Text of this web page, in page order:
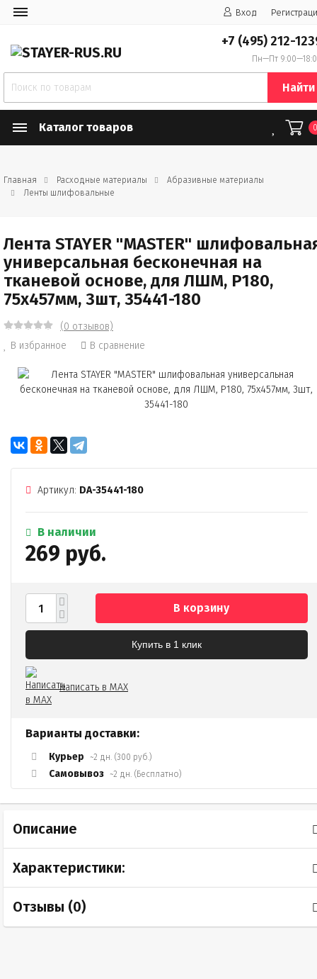
Вход
+7 (495) 212-
Пн—Пт
Найти
Каталог товаров
Главная Расходные материалы
Абразивные материалы
Ленты шлифовальные
Лента STAYER "MASTER"
универсальная бесконечная на
тканевой основе, для ЛШМ, P180,
75х457мм, 3шт, 35441-180
(0 отзывов)
В избранное
В сравнение
Артикул: DA-35441-180
В наличии
269 руб.
В корзину
Купить в 1 клик
Написать в MAX
Варианты доставки:
Курьер ~2 дн. (300 руб.)
Самовывоз ~2 дн. (Бесплатно)
Описание
Характеристики:
Отзывы (0)